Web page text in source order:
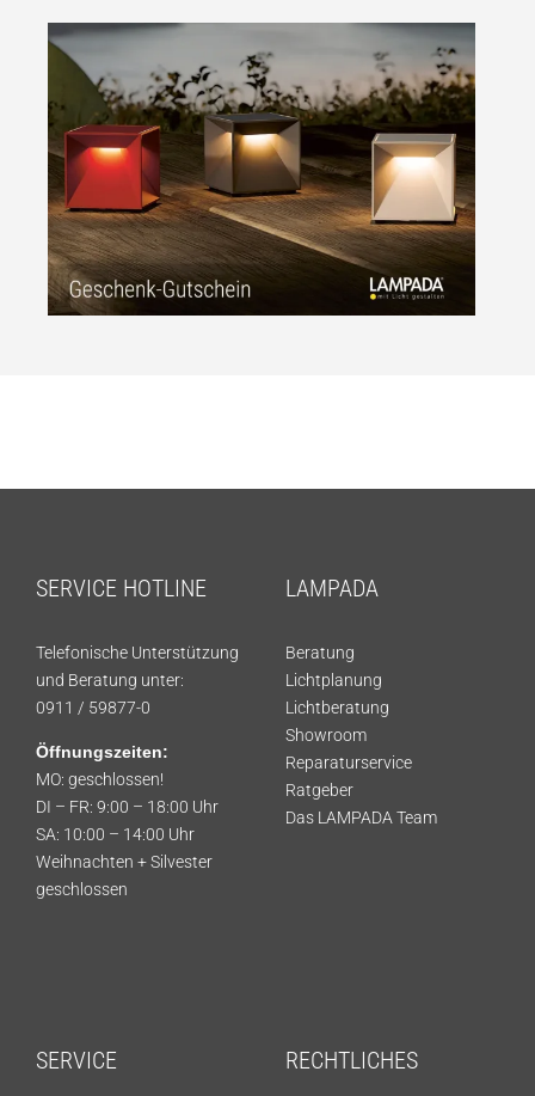
SERVICE HOTLINE
Telefonische Unterstützung
und Beratung unter:
0911 / 59877-0
Öffnungszeiten:
MO: geschlossen!
DI – FR: 9:00 – 18:00 Uhr
SA: 10:00 – 14:00 Uhr
Weihnachten + Silvester
geschlossen
LAMPADA
Beratung
Lichtplanung
Lichtberatung
Showroom
Reparaturservice
Ratgeber
Das LAMPADA Team
SERVICE RECHTLICHES